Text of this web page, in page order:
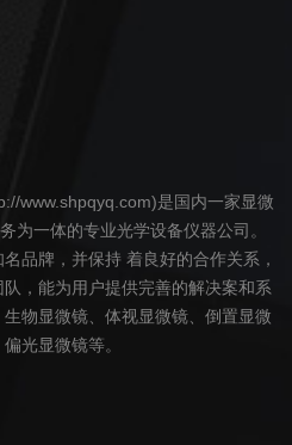
www.shpqyq.com)是国内一家显微
为一体的专业光学设备仪器公司。
品牌，并保持 着良好的合作关系，
，能为用户提供完善的解决案和系
生物显微镜、 体视显微镜、 倒置显微
偏光显微镜等。